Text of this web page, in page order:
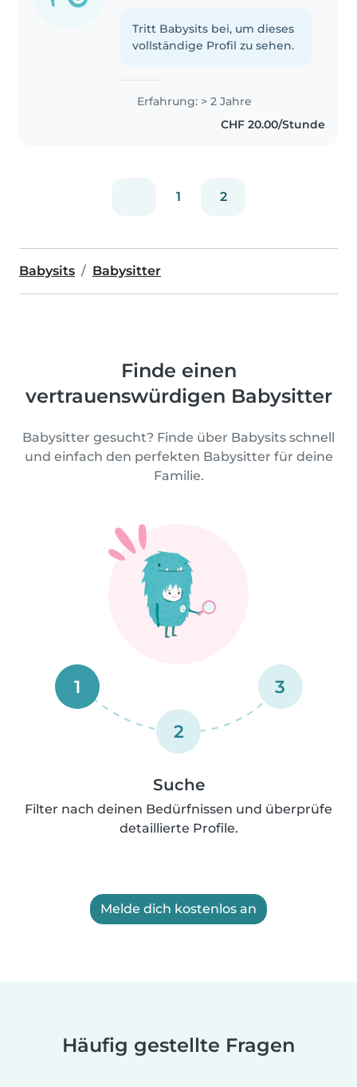
Tritt Babysits bei, um dieses
vollständige Profil zu sehen.
Erfahrung: > 2 Jahre
CHF 20.00/Stunde
1 2
Babysits Babysitter
Finde einen
vertrauenswürdigen Babysitter
Babysitter gesucht? Finde über Babysits schnell
und einfach den perfekten Babysitter für deine
Familie.
1
2
3
Suche
Filter nach deinen Bedürfnissen und überprüfe
detaillierte Profile.
Melde dich kostenlos an
Häufig gestellte Fragen